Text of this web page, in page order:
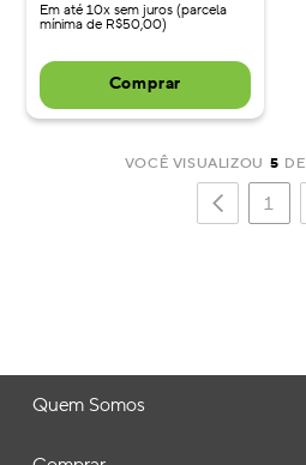
Em até 10x sem juros (parcela
mínima de R$50,00)
Comprar
VOCÊ VISUALIZOU 5 DE
1
Quem Somos